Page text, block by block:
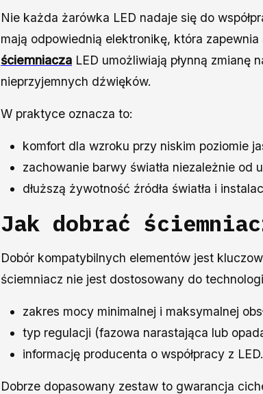
Nie każda żarówka LED nadaje się do
mają odpowiednią elektronikę, która
ściemniacza LED umożliwiają płynną zmianę
nieprzyjemnych dźwięków.
W praktyce oznacza to:
komfort dla wzroku przy niskim poziomie
zachowanie barwy światła niezależnie od
dłuższą żywotność źródła światła i
Jak dobrać
Dobór kompatybilnych elementów jest
ściemniacz nie jest dostosowany do
zakres mocy minimalnej i maksymalnej
typ regulacji (fazowa narastająca lub
informację producenta o współpracy z LED.
Dobrze dopasowany zestaw to gwarancja